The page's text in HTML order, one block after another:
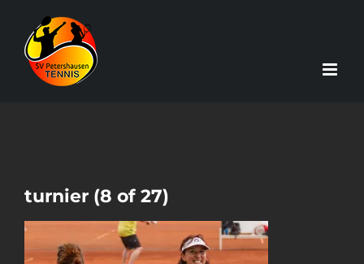
Inhalt
springen
turnier (8 of 27)